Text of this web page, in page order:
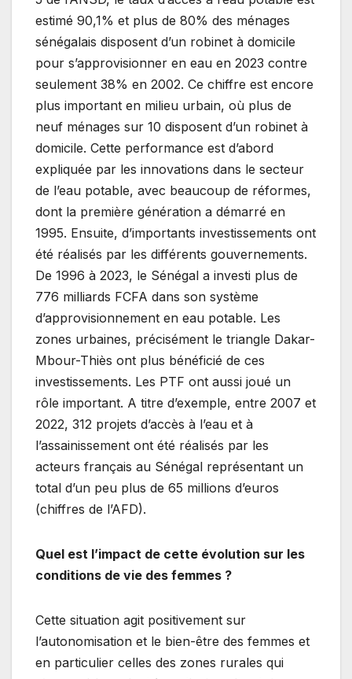
estimé 90,1% et plus de 80% des ménages
sénégalais disposent d’un robinet à domicile
pour s’approvisionner en eau en 2023 contre
seulement 38% en 2002. Ce chiffre est encore
plus important en milieu urbain, où plus de
neuf ménages sur 10 disposent d’un robinet à
domicile. Cette performance est d’abord
expliquée par les innovations dans le secteur
de l’eau potable, avec beaucoup de réformes,
dont la première génération a démarré en
1995. Ensuite, d’importants investissements ont
été réalisés par les différents gouvernements.
De 1996 à 2023, le Sénégal a investi plus de
776 milliards FCFA dans son système
d’approvisionnement en eau potable. Les
zones urbaines, précisément le triangle Dakar-
Mbour-Thiès ont plus bénéficié de ces
investissements. Les PTF ont aussi joué un
rôle important. A titre d’exemple, entre 2007 et
2022, 312 projets d’accès à l’eau et à
l’assainissement ont été réalisés par les
acteurs français au Sénégal représentant un
total d’un peu plus de 65 millions d’euros
(chiffres de l’AFD).
Quel est l’impact de cette évolution sur les
conditions de vie des femmes ?
Cette situation agit positivement sur
l’autonomisation et le bien-être des femmes et
en particulier celles des zones rurales qui